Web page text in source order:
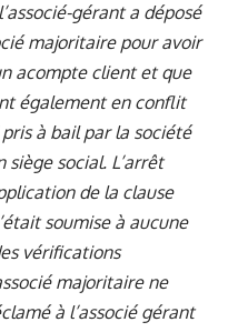
gérant a déposé
majoritaire pour avoir
acompte client et que
également en conflit
à bail par la société
social. L’arrêt
de la clause
soumise à aucune
vérifications
majoritaire ne
à l’associé gérant